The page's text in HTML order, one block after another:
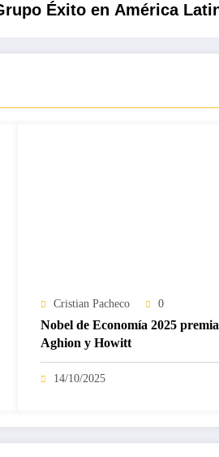
Éxito en América
Cristian Pacheco 0
Nobel de Economía 2025
Aghion y Howitt
14/10/2025